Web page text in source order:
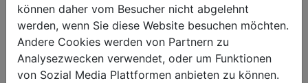
können daher vom Besucher nicht abgelehnt
werden, wenn Sie diese Website besuchen möchten.
Andere Cookies werden von Partnern zu
Analysezwecken verwendet, oder um Funktionen
von Sozial Media Plattformen anbieten zu können.